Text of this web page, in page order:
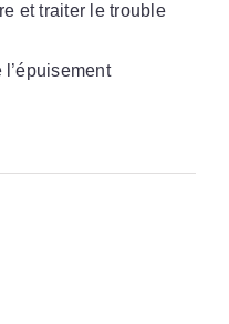
et traiter le trouble